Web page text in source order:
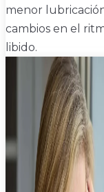
menor
cambios en el
libido.